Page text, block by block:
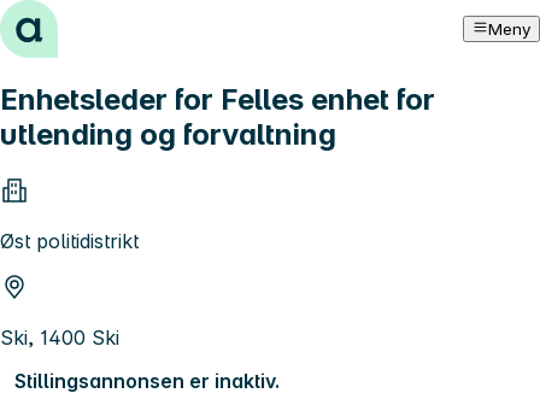
Hopp til innhold Meny
Enhetsleder for Felles enhet for
utlending og forvaltning
Øst politidistrikt
Ski, 1400 Ski
Stillingsannonsen er inaktiv.